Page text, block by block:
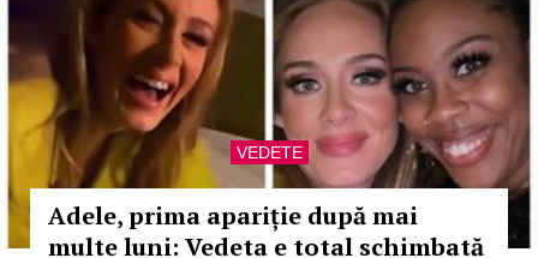
VEDETE
Adele, prima apariție după mai
multe luni: Vedeta e total schimbată